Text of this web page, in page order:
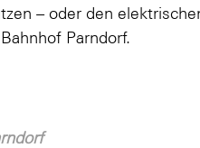
– oder den
Parndorf.